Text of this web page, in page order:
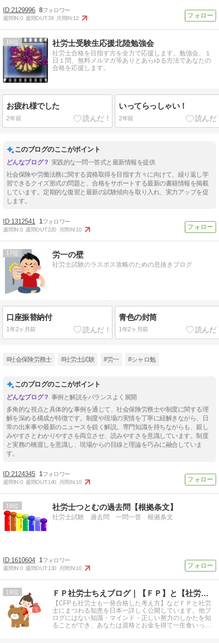
2129996 8
週間IN:0 週間OUT:39 月間IN:12
16 社労士受験生応援北陸勉強会
社労士合格を目指す方を全力で応援します。勉強会、１
日１問、無料メルマガ等ありとあらゆる方法であなたの
合格を応援します。
お疲れ様でした
2年前
いってらっしゃい！
2年前
このブログのここがポイント
実践的な一問一答式と最新情報を提供
社会保険や労働法務に関する資格取得を目指す方々に向けて、繰り返し学
習できるクイズ形式の問題と、合格をサポートする最新の書籍情報を掲載
しています。定期的な復習と最新の試験傾向を取り入れ、実力アップを促
します。
1312541 1
週間IN:0 週間OUT:220 月間IN:10
17 労一の壁
社労士試験のラスボス攻略のための息抜きブログ
口座振替納付
1年2ヶ月前
青色の封筒
1年2ヶ月前
#社会保険労務士 #社労士試験 #労一 #シャロ勉
このブログのここがポイント
事例と解説をバランスよく展開
多角的な視点と具体的な事例を通じて、社会保険労務士や制度に関する理
解を深める構成が特徴です。制度や現場の実情を丁寧に紐解きながら、日
常の出来事や最新のニュースを鋭く解説。専門知識を持ちながらも、親し
みやすさとわかりやすさを両立させ、読みやすさを意識しています。制度
と実務の橋渡しを意識し、現場からの目線と理論を巧みに融合していま
す。
2124345 1
週間IN:0 週間OUT:140 月間IN:10
18 社労士つとむの過去問【根拠条文】
社労士試験 過去問 一問一答 根拠条文
1610604 1
週間IN:0 週間OUT:130 月間IN:10
19 ＦＰ社労士ちえブログ｜【ＦＰ】と【社労士】にまつわる知恵袋
【CFPも社労士も一発合格した考え方】などＦＰと社労
士にまつわる知恵を日本一詳しく公開しています。他ブ
ログにはない知識・マインド・正しい努力のしかたを知
ることができ、あなたは資格とお金を得て一生食いっぱ